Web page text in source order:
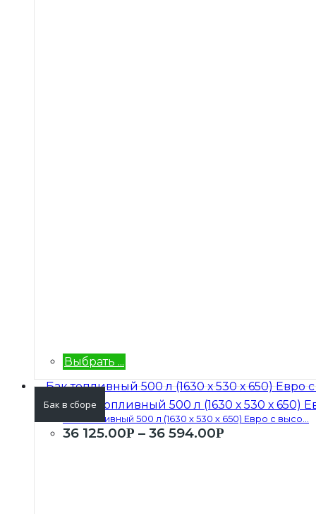
Выбрать ...
Бак в сборе
Бак топливный 500 л (1630 х 530 х 650) Евро с высо...
36 125.00Р – 36 594.00Р